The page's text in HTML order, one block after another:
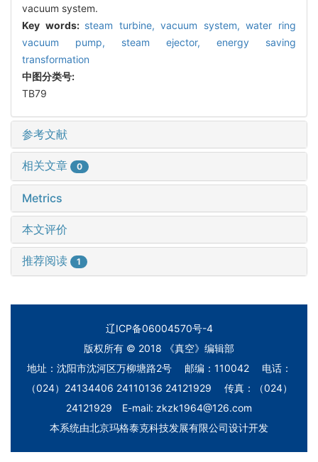
vacuum system.
Key words: steam turbine,vacuum system,water ring
vacuum pump, steam ejector, energy saving
transformation
中图分类号:
TB79
参考文献
相关文章 0
Metrics
本文评价
推荐阅读 1
辽ICP备06004570号-4
版权所有 © 2018 《真空》编辑部
地址：沈阳市沈河区万柳塘路2号 邮编：110042 电话：
（024）24134406 24110136 24121929 传真：（024）
24121929 E-mail: zkzk1964@126.com
本系统由北京玛格泰克科技发展有限公司设计开发